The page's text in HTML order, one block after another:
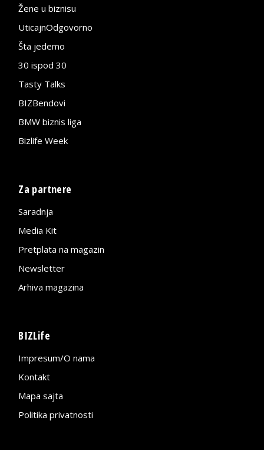
Žene u biznisu
UticajnOdgovorno
Šta jedemo
30 ispod 30
Tasty Talks
BIZBendovi
BMW biznis liga
Bizlife Week
Za partnere
Saradnja
Media Kit
Pretplata na magazin
Newsletter
Arhiva magazina
BIZLife
Impresum/O nama
Kontakt
Mapa sajta
Politika privatnosti